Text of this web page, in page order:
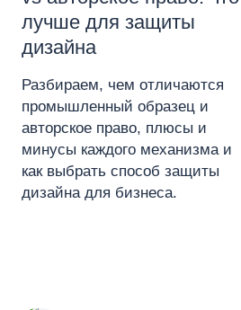
лучше для защиты
дизайна
Разбираем, чем отличаются
промышленный образец и
авторское право, плюсы и
минусы каждого механизма и
как выбрать способ защиты
дизайна для бизнеса.